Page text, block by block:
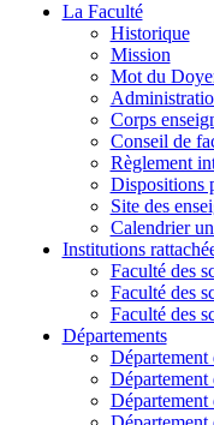
La Faculté
Historique
Mission
Mot du
Corps
Conseil de
Règlement
Dispositions
Site des
Calendrier
Institutions
Faculté des
Faculté des
Faculté des
Départements
Département
Département
Département